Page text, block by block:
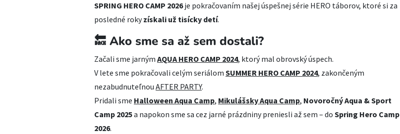
SPRING HERO CAMP 2026je pokračovaním našej úspešnej série HERO táborov, ktoré si za
posledné rokyzískali už tisícky detí.
🔙 Ako sme sa až sem dostali?
Začali sme jarným AQUA HERO CAMP 2024, ktorý mal obrovský úspech.
V lete sme pokračovali celým seriálom SUMMER HERO CAMP 2024, zakončeným
nezabudnuteľnou AFTER PARTY.
Pridali sme Halloween Aqua Camp, Mikulášsky Aqua Camp, Novoročný Aqua & Sport
Camp 2025a napokon sme sa cez jarné prázdniny preniesli až sem – do Spring Hero Camp
2026.